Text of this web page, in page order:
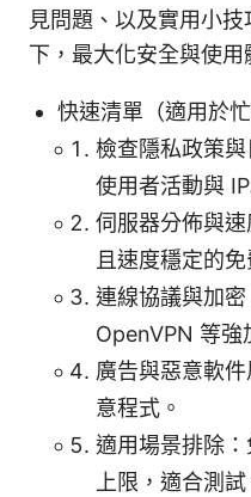
見問題、以及實用小
下，最大化安全與使用
快速清單（適用於
檢查隱私政策
使用者活動與 IP
伺服器分佈與
且速度穩定的免
連線協議與加密
OpenVPN 等強
廣告與惡意軟
意程式。
適用場景排除
上限，適合測